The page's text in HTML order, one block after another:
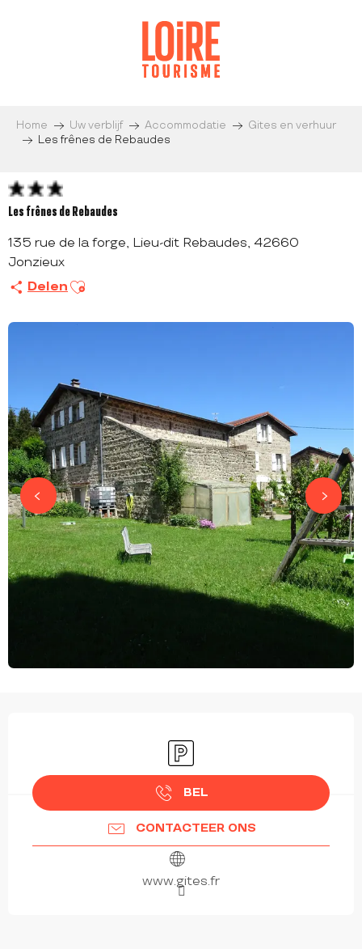
Home Uw verblijf Accommodatie
Gites en verhuur
Les frênes de Rebaudes
Les frênes de Rebaudes
135 rue de la forge, Lieu-dit Rebaudes, 42660
Jonzieux
Delen Ajouter aux favoris
Parkeerplaats
BEL
CONTACTEER ONS
www.gites.fr